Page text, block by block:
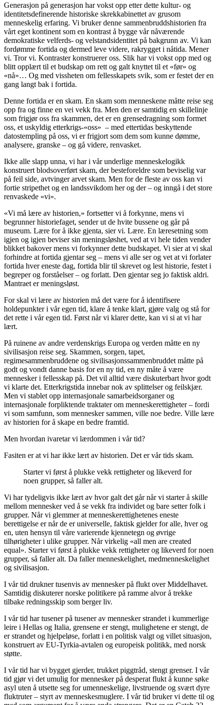
Generasjon på generasjon har vokst opp etter dette kultur- og
identitetsdefinerende historiske skrekkabinettet av grusom
menneskelig erfaring. Vi bruker denne sammenbruddshistorien fra
vårt eget kontinent som en kontrast å bygge vår nåværende
demokratiske velferds- og velstandsidentitet på bakgrunn av. Vi kan
fordømme fortida og dermed leve videre, rakrygget i nåtida. Mener
vi. Tror vi. Kontraster konstruerer oss. Slik har vi vokst opp med og
blitt opplært til et budskap om rett og galt knyttet til et «før» og
«nå»… Og med vissheten om fellesskapets svik, som er festet der en
gang langt bak i fortida.
Denne fortida er en skam. En skam som menneskene måtte reise seg
opp fra og finne en vei vekk fra. Men den er samtidig en skillelinje
som frigjør oss fra skammen, det er en grensedragning som formet
oss, et uskyldig etterkrigs-«oss» – med ettertidas beskyttende
datostempling på oss, vi er frigjort som dem som kunne dømme,
analysere, granske – og gå videre, renvasket.
Ikke alle slapp unna, vi har i vår underlige menneskelogikk
konstruert blodsoverført skam, der besteforeldre som beviselig var
på feil side, avtvinger arvet skam. Men for de fleste av oss kan vi
fortie stripethet og en landssvikdom her og der – og inngå i det store
renvaskede «vi».
«Vi må lære av historien,» fortsetter vi å forkynne, mens vi
begrunner historiefaget, sender ut de hvite bussene og går på
museum. Lære for å ikke gjenta, sier vi. Lære. En læresetning som
igjen og igjen beviser sin meningsløshet, ved at vi hele tiden vender
blikket bakover mens vi forkynner dette budskapet. Vi sier at vi skal
forhindre at fortida gjentar seg – mens vi alle ser og vet at vi forlater
fortida hver eneste dag, fortida blir til skrevet og lest historie, festet i
begreper og forståelser – og forlatt. Den gjentar seg jo faktisk aldri.
Mantraet er meningsløst.
For skal vi lære av historien må det være for å identifisere
holdepunkter i vår egen tid, klare å tenke klart, gjøre valg og stå for
det rette i vår egen tid. Først når vi klarer dette, kan vi si at vi har
lært.
På ruinene av andre verdenskrigs Europa og verden måtte en ny
sivilisasjon reise seg. Skammen, sorgen, tapet,
regimesammenbruddene og sivilisasjonssammenbruddet måtte på
godt og vondt danne basis for en ny tid, en ny måte å være
mennesker i fellesskap på. Det vil alltid være diskuterbart hvor godt
vi klarte det. Etterkrigstida innebar nok av splittelser og feilskjær.
Men vi stablet opp internasjonale samarbeidsorganer og
internasjonale forpliktende traktater om menneskerettigheter – fordi
vi som samfunn, som mennesker sammen, ville noe bedre. Ville lære
av historien for å skape en bedre framtid.
Men hvordan ivaretar vi lærdommen i vår tid?
Fasiten er at vi har ikke lært av historien. Det er vår tids skam.
Starter vi først å plukke vekk rettigheter og likeverd for
noen grupper, så faller alt.
Vi har tydeligvis ikke lært av hvor galt det går når vi starter å skille
mellom mennesker ved å se vekk fra individet og bare setter folk i
grupper. Når vi glemmer at menneskerettighetenes eneste
berettigelse er når de er universelle, faktisk gjelder for alle, hver og
en, uten hensyn til våre varierende kjennetegn og øvrige
tilhørigheter i ulike grupper. Når virkelig «all men are created
equal». Starter vi først å plukke vekk rettigheter og likeverd for noen
grupper, så faller alt. Da faller menneskelighet, medmenneskelighet
og sivilisasjon.
I vår tid drukner tusenvis av mennesker på flukt over Middelhavet.
Samtidig diskuterer norske politikere på ramme alvor å trekke
tilbake redningsskip som berger liv.
I vår tid har tusener på tusener av mennesker strandet i kummerlige
leire i Hellas og Italia, grensene er stengt, mulighetene er stengt, de
er strandet og hjelpeløse, forlatt i en politisk valgt og villet situasjon,
konstruert av EU-Tyrkia-avtalen og europeisk politikk, med norsk
støtte.
I vår tid har vi bygget gjerder, trukket piggtråd, stengt grenser. I vår
tid gjør vi det umulig for mennesker på desperat flukt å kunne søke
asyl uten å utsette seg for umenneskelige, livstruende og svært dyre
fluktruter – styrt av menneskesmuglere. I vår tid bruker vi dette til og